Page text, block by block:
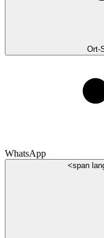
Ort-
WhatsApp
<span